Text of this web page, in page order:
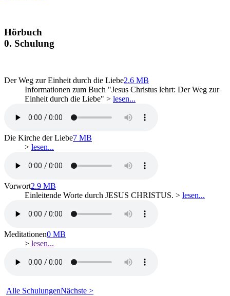
Hörbuch
0. Schulung
Der Weg zur Einheit durch die Liebe2.6 MB
Informationen zum Buch "Jesus Christus lehrt: Der Weg zur
Einheit durch die Liebe" > lesen...
Die Kirche der Liebe7 MB
> lesen...
Vorwort2.9 MB
Einleitende Worte durch JESUS CHRISTUS. > lesen...
Meditationen0 MB
> lesen...
Alle SchulungenNächste >